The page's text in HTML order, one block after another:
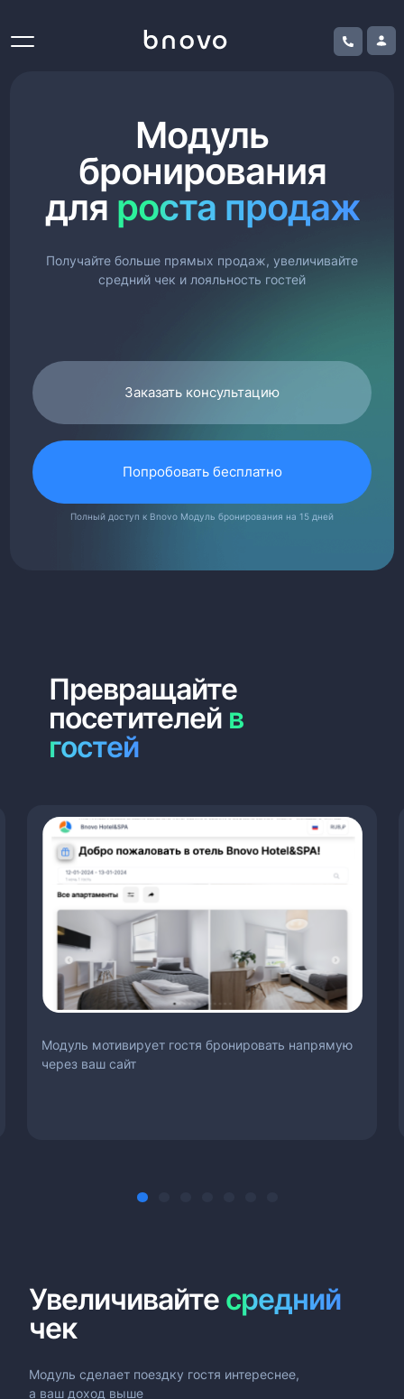
Модуль
бронирования
для роста продаж
Получайте больше прямых продаж, увеличивайте
средний чек и лояльность гостей
Заказать консультацию
Попробовать бесплатно
Полный доступ к Bnovo Модуль бронирования на 15 дней
Превращайте
посетителей в
гостей
Модуль мотивирует гостя бронировать напрямую
через ваш сайт
Увеличивайте средний
чек
Модуль сделает поездку гостя интереснее,
а ваш доход выше